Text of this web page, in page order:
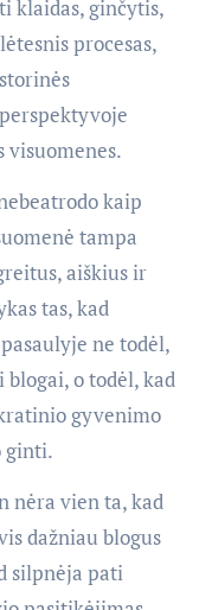
klaidas, ginčytis,
procesas,
kaip
tampa
aiškius ir
tas, kad
ne todėl,
o todėl, kad
gyvenimo
ginti.
nėra vien ta, kad
dažniau blogus
silpnėja pati